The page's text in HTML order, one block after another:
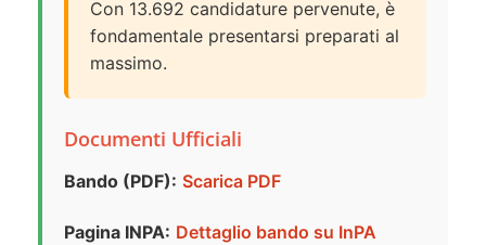
Con 13.692 candidature pervenute, è
fondamentale presentarsi preparati al
massimo.
Documenti Ufficiali
Bando (PDF): Scarica PDF
Pagina INPA: Dettaglio bando su InPA